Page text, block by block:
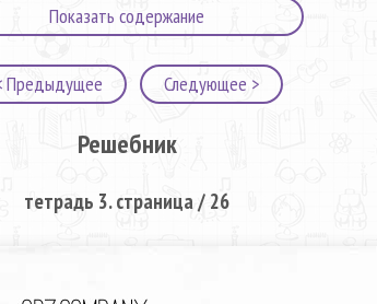
Показать содержание
Предыдущее Следующее >
Решебник
тетрадь 3. страница / 26